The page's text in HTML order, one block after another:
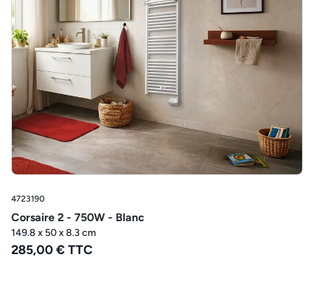
4723190
Corsaire 2 - 750W - Blanc
149.8 x 50 x 8.3 cm
285,00 € TTC